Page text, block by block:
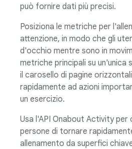
può fornire dati più precisi.
Posiziona le metriche per
attenzione, in modo che gli
d'occhio mentre sono in
metriche principali su un'unica
il carosello di pagine
rapidamente ad azioni
un esercizio.
Usa l'API Onabout Activity per
persone di tornare
allenamento da superfici